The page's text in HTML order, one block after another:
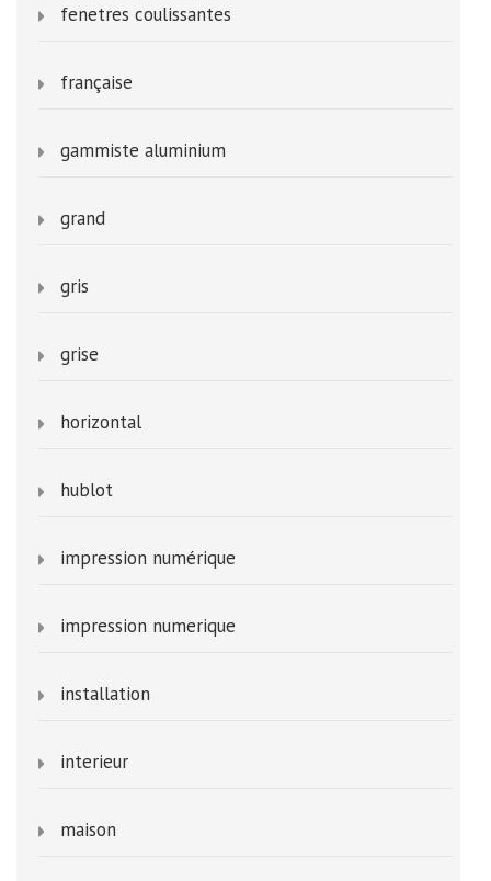
fenetres coulissantes
française
gammiste aluminium
grand
gris
grise
horizontal
hublot
impression numérique
impression numerique
installation
interieur
maison